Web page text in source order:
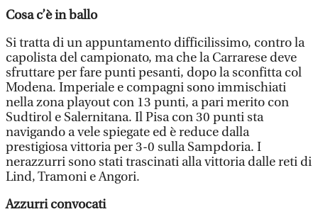
Cosa c’è in ballo
Si tratta di un appuntamento difficilissimo, contro la
capolista del campionato, ma che la Carrarese deve
sfruttare per fare punti pesanti, dopo la sconfitta col
Modena. Imperiale e compagni sono immischiati
nella zona playout con 13 punti, a pari merito con
Sudtirol e Salernitana. Il Pisa con 30 punti sta
navigando a vele spiegate ed è reduce dalla
prestigiosa vittoria per 3-0 sulla Sampdoria. I
nerazzurri sono stati trascinati alla vittoria dalle reti di
Lind, Tramoni e Angori.
Azzurri convocati